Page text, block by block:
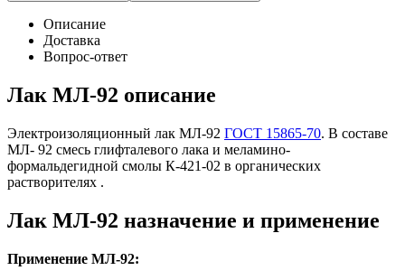
Описание
Доставка
Вопрос-ответ
Лак МЛ-92 описание
Электроизоляционный лак МЛ-92 ГОСТ 15865-70. В составе
МЛ- 92 смесь глифталевого лака и меламино-
формальдегидной смолы К-421-02 в органических
растворителях .
Лак МЛ-92 назначение и применение
Применение МЛ-92: